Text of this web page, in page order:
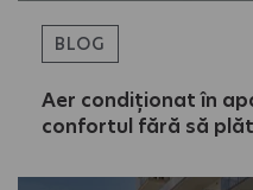
BLOG
Aer condiționat în
confortul fără să